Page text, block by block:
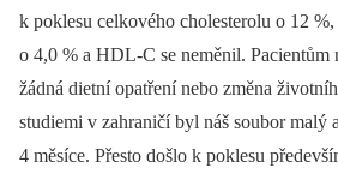
k poklesu celkového cholesterolu o 12
o 4,0 % a HDL-C se neměnil. Pacientům
žádná dietní opatření nebo změna
studiemi v zahraničí byl náš soubor malý
4 měsíce. Přesto došlo k poklesu